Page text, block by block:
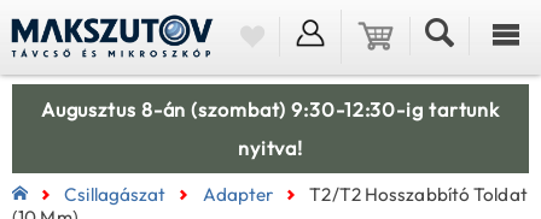
Augusztus 8-án (szombat) 9:30-12:30-ig tartunk
nyitva!
Csillagászat Adapter
T2/T2 Hosszabbító Toldat